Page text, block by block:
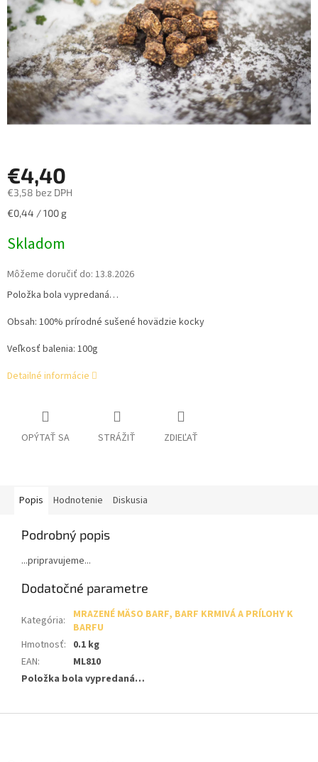
€4,40
€3,58 bez DPH
Jednotková
€0,44 / 100 g
Skladom
Môžeme doručiť do: 13.8.2026
Položka bola vypredaná…
Obsah: 100% prírodné sušené hovädzie kocky
Veľkosť balenia: 100g
Detailné informácie
OPÝTAŤ SA STRÁŽIŤ ZDIEĽAŤ
Popis Hodnotenie Diskusia
Podrobný popis
...pripravujeme...
Dodatočné parametre
Kategória:
MRAZENÉ MÄSO BARF, BARF KRMIVÁ A PRÍLOHY K
BARFU
Hmotnosť: 0.1 kg
EAN:
ML810
Položka bola vypredaná…